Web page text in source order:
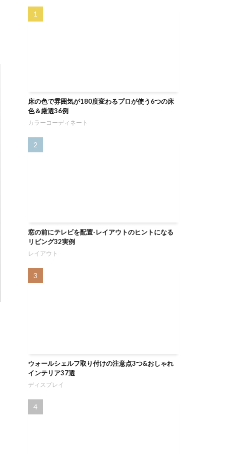
床の色で雰囲気が180度変わるプロが使う6つの床
色＆厳選36例
カラーコーディネート
窓の前にテレビを配置-レイアウトのヒントになる
リビング32実例
レイアウト
ウォールシェルフ取り付けの注意点3つ&おしゃれ
インテリア37選
ディスプレイ